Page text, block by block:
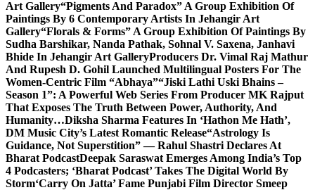
Art Gallery“Pigments And Paradox” A Group Exhibition Of
Paintings By 6 Contemporary Artists In Jehangir Art
Gallery“Florals & Forms” A Group Exhibition Of Paintings By
Sudha Barshikar, Nanda Pathak, Sohnal V. Saxena, Janhavi
Bhide In Jehangir Art GalleryProducers Dr. Vimal Raj Mathur
And Rupesh D. Gohil Launched Multilingual Posters For The
Women-Centric Film “Abhaya”“Jiski Lathi Uski Bhains –
Season 1”: A Powerful Web Series From Producer MK Rajput
That Exposes The Truth Between Power, Authority, And
Humanity…Diksha Sharma Features In ‘Hathon Me Hath’,
DM Music City’s Latest Romantic Release“Astrology Is
Guidance, Not Superstition” — Rahul Shastri Declares At
Bharat PodcastDeepak Saraswat Emerges Among India’s Top
4 Podcasters; ‘Bharat Podcast’ Takes The Digital World By
Storm‘Carry On Jatta’ Fame Punjabi Film Director Smeep